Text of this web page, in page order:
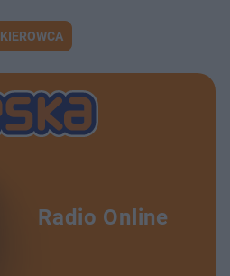
KIEROWCA
Radio Online